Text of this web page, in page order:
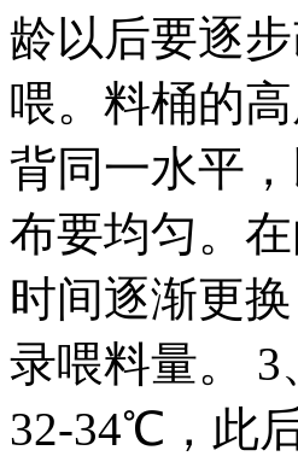
龄以后要逐
喂。料桶的
背同一水平
布要均匀。
时间逐渐更
录喂料量。
32-34℃，此